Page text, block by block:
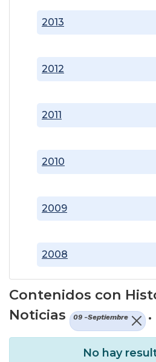
2008
2009
2010
2011
2012
2013
Contenidos con
Noticias
09 -Septiembre .
No hay